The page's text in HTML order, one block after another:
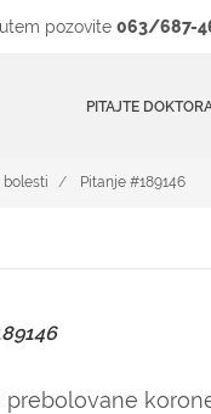
pozovite 063/687-
PITAJTE
bolesti Pitanje #189146
prebolovane